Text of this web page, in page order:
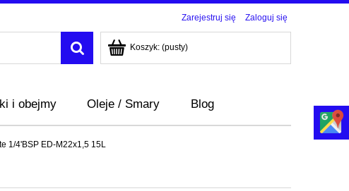
Zarejestruj się Zaloguj się
Koszyk: (pusty)
i obejmy Oleje / Smary Blog
1/4'BSP ED-M22x1,5 15L